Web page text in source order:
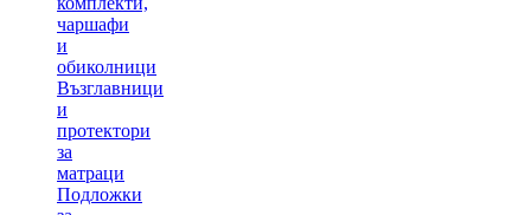
чаршафи
и
обиколници
Възглавници
и
протектори
за
матраци
Подложки